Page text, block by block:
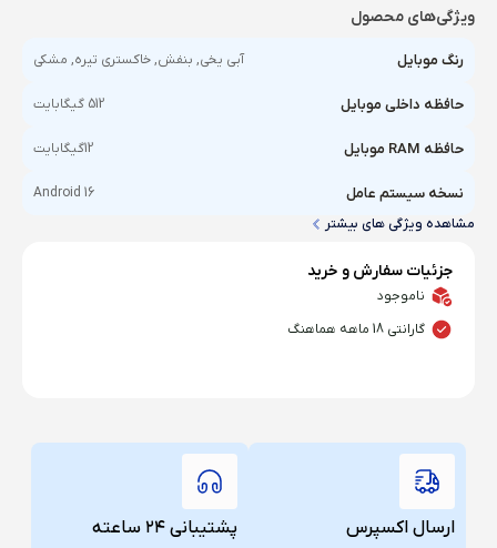
ویژگی‌های محصول
رنگ موبایل آبی یخی, بنفش, خاکستری تیره, مشکی
حافظه داخلی موبایل 512 گیگابایت
حافظه RAM موبایل 12گیگابایت
نسخه سیستم عامل
Android 16
مشاهده ویژگی های بیشتر
جزئیات سفارش و خرید
ناموجود
گارانتی 18 ماهه هماهنگ
ارسال اکسپرس پشتیبانی ۲۴ ساعته